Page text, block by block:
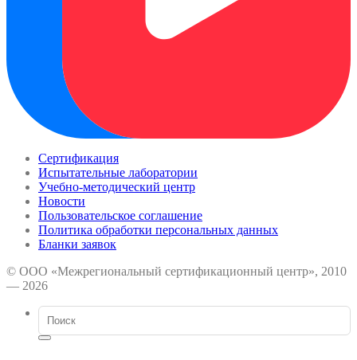
Сертификация
Испытательные лаборатории
Учебно-методический центр
Новости
Пользовательское соглашение
Политика обработки персональных данных
Бланки заявок
© ООО «Межрегиональный сертификационный центр», 2010
— 2026